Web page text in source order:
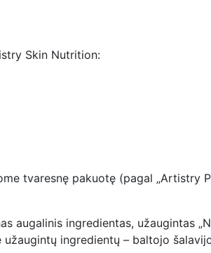
Skin Nutrition:
tvaresnę pakuotę (pagal „Artistry
augalinis ingredientas, užaugintas
ingredientų – baltojo